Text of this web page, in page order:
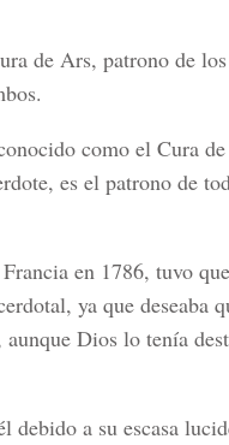
de Ars, patrono de
como el Cura
es el patrono de
en 1786, tuvo
ya que deseaba
aunque Dios lo tenía
debido a su escasa